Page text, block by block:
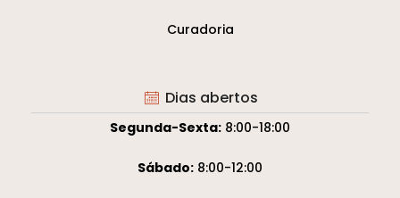
Curadoria
Dias abertos
Segunda-Sexta: 8:00-18:00
Sábado: 8:00-12:00